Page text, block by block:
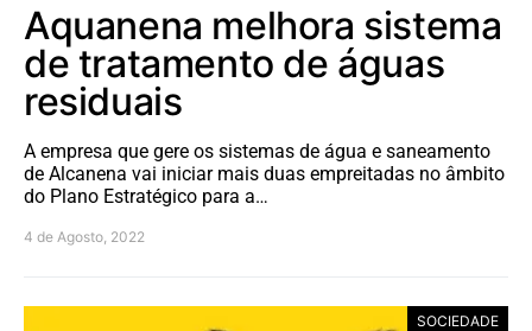
Aquanena melhora sistema
de tratamento de águas
residuais
A empresa que gere os sistemas de água e saneamento
de Alcanena vai iniciar mais duas empreitadas no âmbito
do Plano Estratégico para a…
4 de Agosto, 2022
SOCIEDADE